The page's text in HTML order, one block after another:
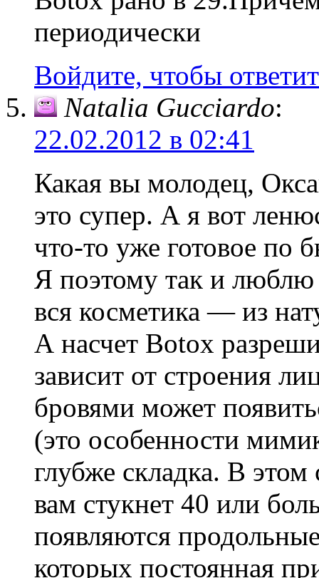
периодически
Войдите, чтобы
Natalia Gucciardo:
22.02.2012 в 02:41
Какая вы молодец,
это супер. А я вот
что-то уже готовое по
Я поэтому так и
вся косметика — из
А насчет Botox
зависит от строения
бровями может
(это особенности
глубже складка. В этом
вам стукнет 40 или
появляются
которых постоянная